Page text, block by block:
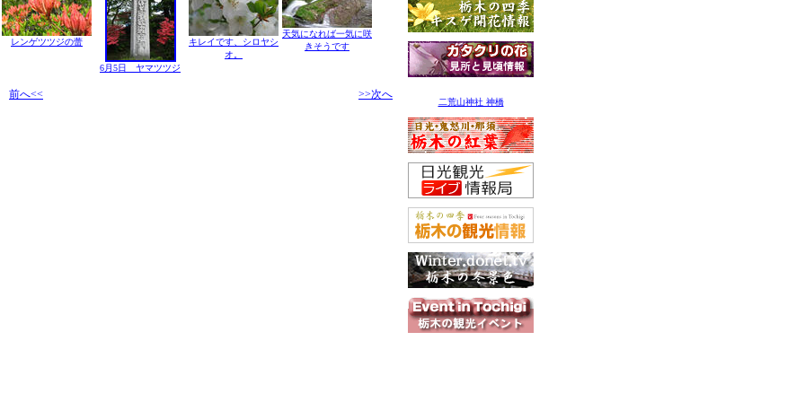
レンゲツツジの蕾
6月5日 ヤマツツジ
キレイです、シロヤシ
オ。
天気になれば一気に咲
きそうです
前へ<< >>次へ
二荒山神社 神橋